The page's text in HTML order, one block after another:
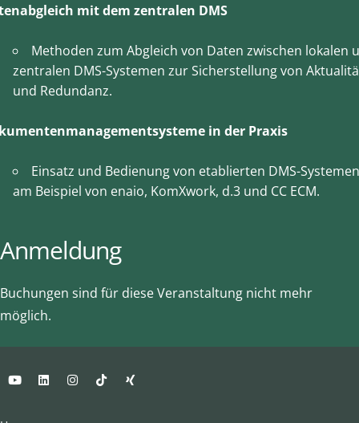
mit dem zentralen DMS
Methoden zum Abgleich von Daten zwischen lokalen
zentralen DMS-Systemen zur Sicherstellung von
und Redundanz.
in der Praxis
Einsatz und Bedienung von etablierten DMS-Systemen
am Beispiel von enaio, KomXwork, d.3 und CC ECM.
Anmeldung
Buchungen sind für diese Veranstaltung nicht mehr
möglich.